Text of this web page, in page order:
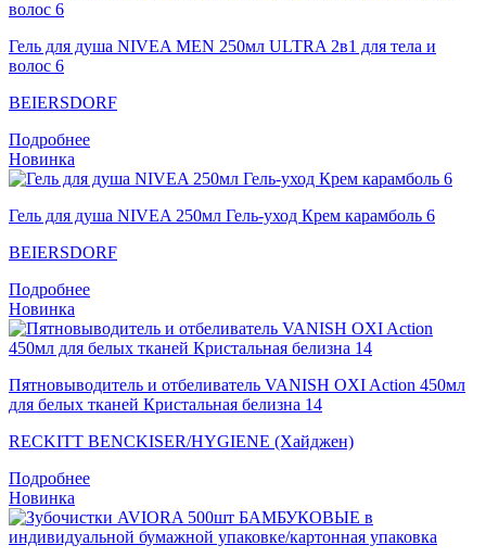
Гель для душа NIVEA MEN 250мл ULTRA 2в1 для тела и
волос 6
BEIERSDORF
Подробнее
Новинка
Гель для душа NIVEA 250мл Гель-уход Крем карамболь 6
BEIERSDORF
Подробнее
Новинка
Пятновыводитель и отбеливатель VANISH OXI Action 450мл
для белых тканей Кристальная белизна 14
RECKITT BENCKISER/HYGIENE (Хайджен)
Подробнее
Новинка